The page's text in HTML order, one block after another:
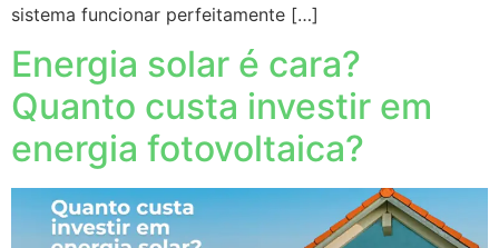
sistema funcionar perfeitamente […]
Energia solar é cara?
Quanto custa investir em
energia fotovoltaica?